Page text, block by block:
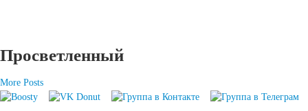
Просветленный
More Posts